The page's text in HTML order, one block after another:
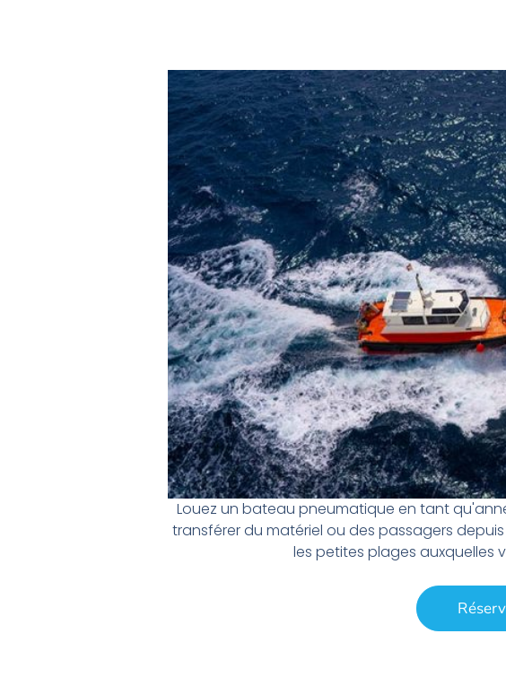
Louez un bateau pneumatique en tant
transférer du matériel ou des passagers
les petites plages auxquelles